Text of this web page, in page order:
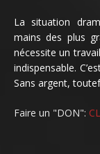
La situation
mains des plus
nécessite un
indispensable.
Sans argent,
Faire un "DON":